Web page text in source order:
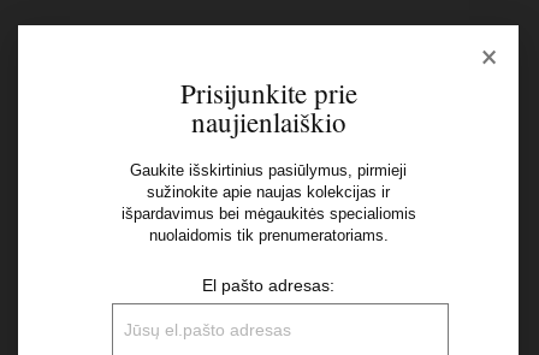
Naujienlaiškis
Aš perskaičiau ir sutinku su Privatumo Politikos
×
Prisijunkite prie
naujienlaiškio
Gaukite išskirtinius pasiūlymus, pirmieji
sužinokite apie naujas kolekcijas ir
išpardavimus bei mėgaukitės specialiomis
nuolaidomis tik prenumeratoriams.
El pašto adresas: